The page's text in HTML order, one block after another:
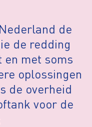
de
de redding
met soms
oplossingen
de overheid
voor de